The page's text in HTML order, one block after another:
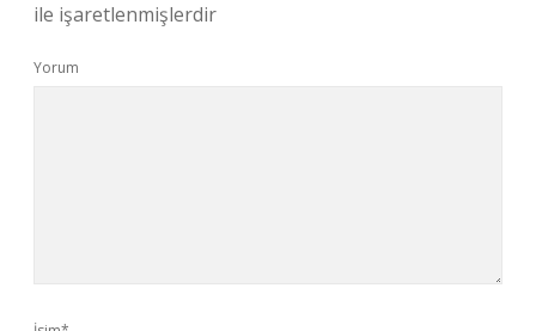
ile işaretlenmişlerdir
Yorum